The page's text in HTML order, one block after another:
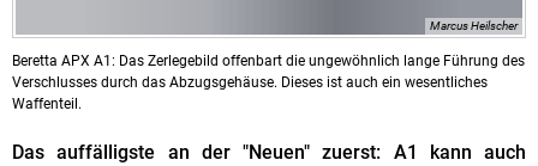
Marcus Heilscher
Beretta APX A1: Das Zerlegebild offenbart die ungewöhnlich lange Führung des
Verschlusses durch das Abzugsgehäuse. Dieses ist auch ein wesentliches
Waffenteil.
Das auffälligste an der "Neuen" zuerst: A1 kann auch